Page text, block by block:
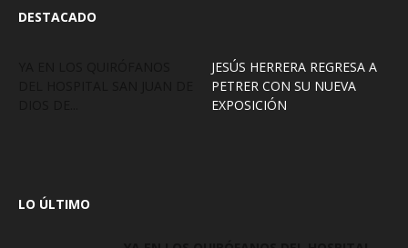
DESTACADO
JESÚS HERRERA REGRESA A
PETRER CON SU NUEVA
EXPOSICIÓN
LO ÚLTIMO